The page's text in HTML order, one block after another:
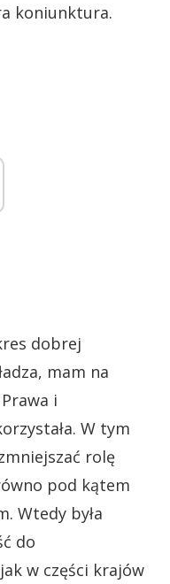
koniunktura.
dobrej
mam na
i
W tym
rolę
pod kątem
Wtedy była
do
w części krajów